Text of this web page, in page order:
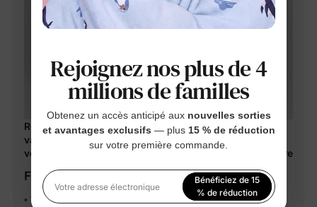
Robes assorties maman et moi en coton pour les
vacances Robes smockées à fleurs avec bretelles à
volants pour sorties et photos familiales d'été Multicolore
From $24.99
• Veuillez ajouter chaque taille séparément à votre panier
Rejoignez nos plus de 4
millions de familles
Obtenez un accès anticipé aux nouvelles sorties
et avantages exclusifs — plus 15 % de réduction
sur votre première commande.
Votre adresse électronique
Bénéficiez de 15
% de réduction